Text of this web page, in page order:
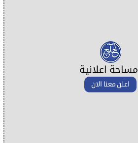
مساحة اعلانية
اعلن معنا الان